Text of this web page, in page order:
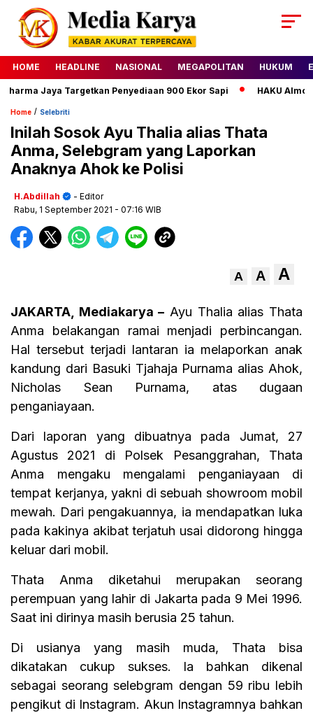
HOME HEADLINE NASIONAL MEGAPOLITAN HUKUM
Jaya Targetkan Penyediaan 900 Ekor Sapi HAKU Almond
Home / Selebriti
Inilah Sosok Ayu Thalia alias Thata
Anma, Selebgram yang Laporkan
Anaknya Ahok ke Polisi
H.Abdillah
- Editor
Rabu, 1 September 2021 - 07:16 WIB
A A A
JAKARTA, Mediakarya – Ayu Thalia alias Thata
Anma belakangan ramai menjadi perbincangan.
Hal tersebut terjadi lantaran ia melaporkan anak
kandung dari Basuki Tjahaja Purnama alias Ahok,
Nicholas Sean Purnama, atas dugaan
penganiayaan.
Dari laporan yang dibuatnya pada Jumat, 27
Agustus 2021 di Polsek Pesanggrahan, Thata
Anma mengaku mengalami penganiayaan di
tempat kerjanya, yakni di sebuah showroom mobil
mewah. Dari pengakuannya, ia mendapatkan luka
pada kakinya akibat terjatuh usai didorong hingga
keluar dari mobil.
Thata Anma diketahui merupakan seorang
perempuan yang lahir di Jakarta pada 9 Mei 1996.
Saat ini dirinya masih berusia 25 tahun.
Di usianya yang masih muda, Thata bisa
dikatakan cukup sukses. Ia bahkan dikenal
sebagai seorang selebgram dengan 59 ribu lebih
pengikut di Instagram. Akun Instagramnya bahkan